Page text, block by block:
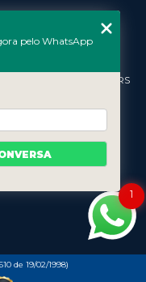
- Porto Alegre - RS
de 19/02/1998)
1
pelo WhatsApp